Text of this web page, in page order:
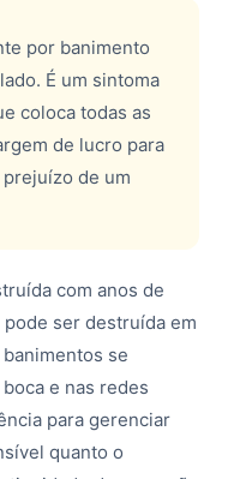
por banimento
É um sintoma
coloca todas as
de lucro para
de um
com anos de
ser destruída em
se
e nas redes
para gerenciar
quanto o